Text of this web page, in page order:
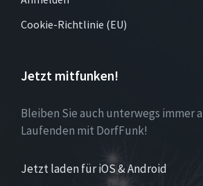
Cookie-Richtlinie (EU)
Jetzt mitfunken!
Bleiben Sie auch unterwegs immer
Laufenden mit DorfFunk!
Jetzt laden für iOS & Android